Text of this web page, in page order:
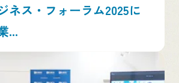
ネス・フォーラム2025に
...